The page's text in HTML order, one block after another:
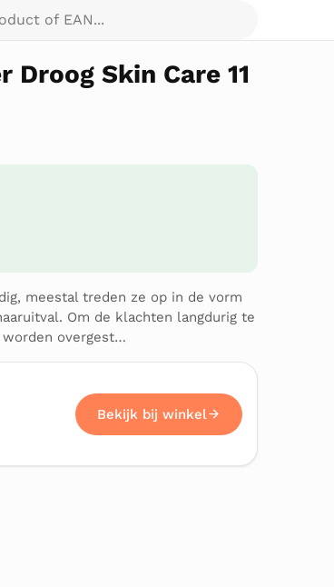
Droog Skin Care 11
meestal treden ze op in de vorm
Om de klachten langdurig te
overgest…
Bekijk bij winkel